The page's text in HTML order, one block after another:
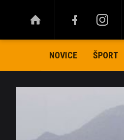
NOVICE ŠPORT